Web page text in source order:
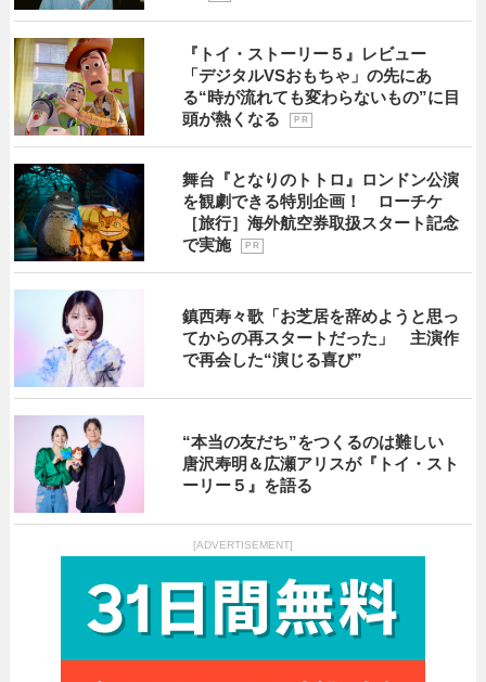
『トイ・ストーリー５』レビュー
「デジタルVSおもちゃ」の先にあ
る“時が流れても変わらないもの”に目
頭が熱くなる
P R
舞台『となりのトトロ』ロンドン公演
を観劇できる特別企画！ ローチケ
［旅行］海外航空券取扱スタート記念
で実施
P R
鎮西寿々歌「お芝居を辞めようと思っ
てからの再スタートだった」 主演作
で再会した“演じる喜び”
“本当の友だち”をつくるのは難しい
唐沢寿明＆広瀬アリスが『トイ・スト
ーリー５』を語る
[ADVERTISEMENT]